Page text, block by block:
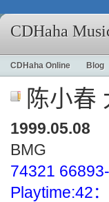
CDHaha
CDHaha Online Blog
陈小春
1999.05.08
BMG
74321
Playtime:42